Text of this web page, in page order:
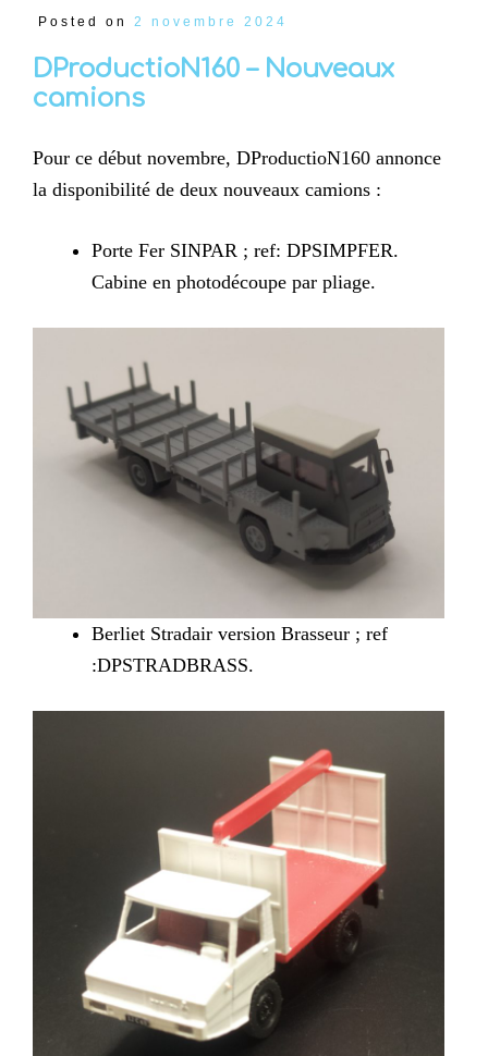
Posted on 2 novembre 2024
DProductioN160 – Nouveaux
camions
Pour ce début novembre, DProductioN160 annonce
la disponibilité de deux nouveaux camions :
Porte Fer SINPAR ; ref: DPSIMPFER.
Cabine en photodécoupe par pliage.
Berliet Stradair version Brasseur ; ref
:DPSTRADBRASS.